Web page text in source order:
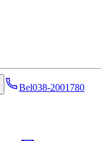
Bel038-2001780